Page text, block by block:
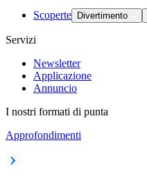
Scoperte Divertimento
Servizi
Newsletter
Applicazione
Annuncio
I nostri formati di punta
Approfondimenti